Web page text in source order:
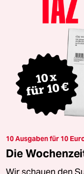
10 Ausgaben für 10
Die